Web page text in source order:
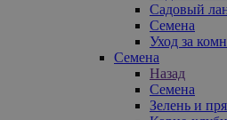
Садовый
Семена
Уход за
Семена
Назад
Семена
Зелень и